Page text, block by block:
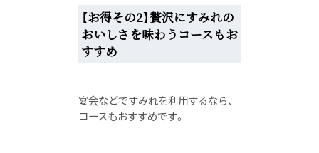
【お得その2】贅沢にすみれの
おいしさを味わうコースもお
すすめ
宴会などですみれを利用するなら、
コースもおすすめです。